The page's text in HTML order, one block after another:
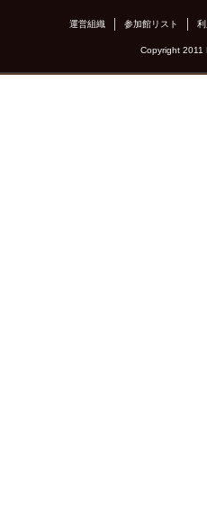
運営組織 参加館リスト
Copyright 2011